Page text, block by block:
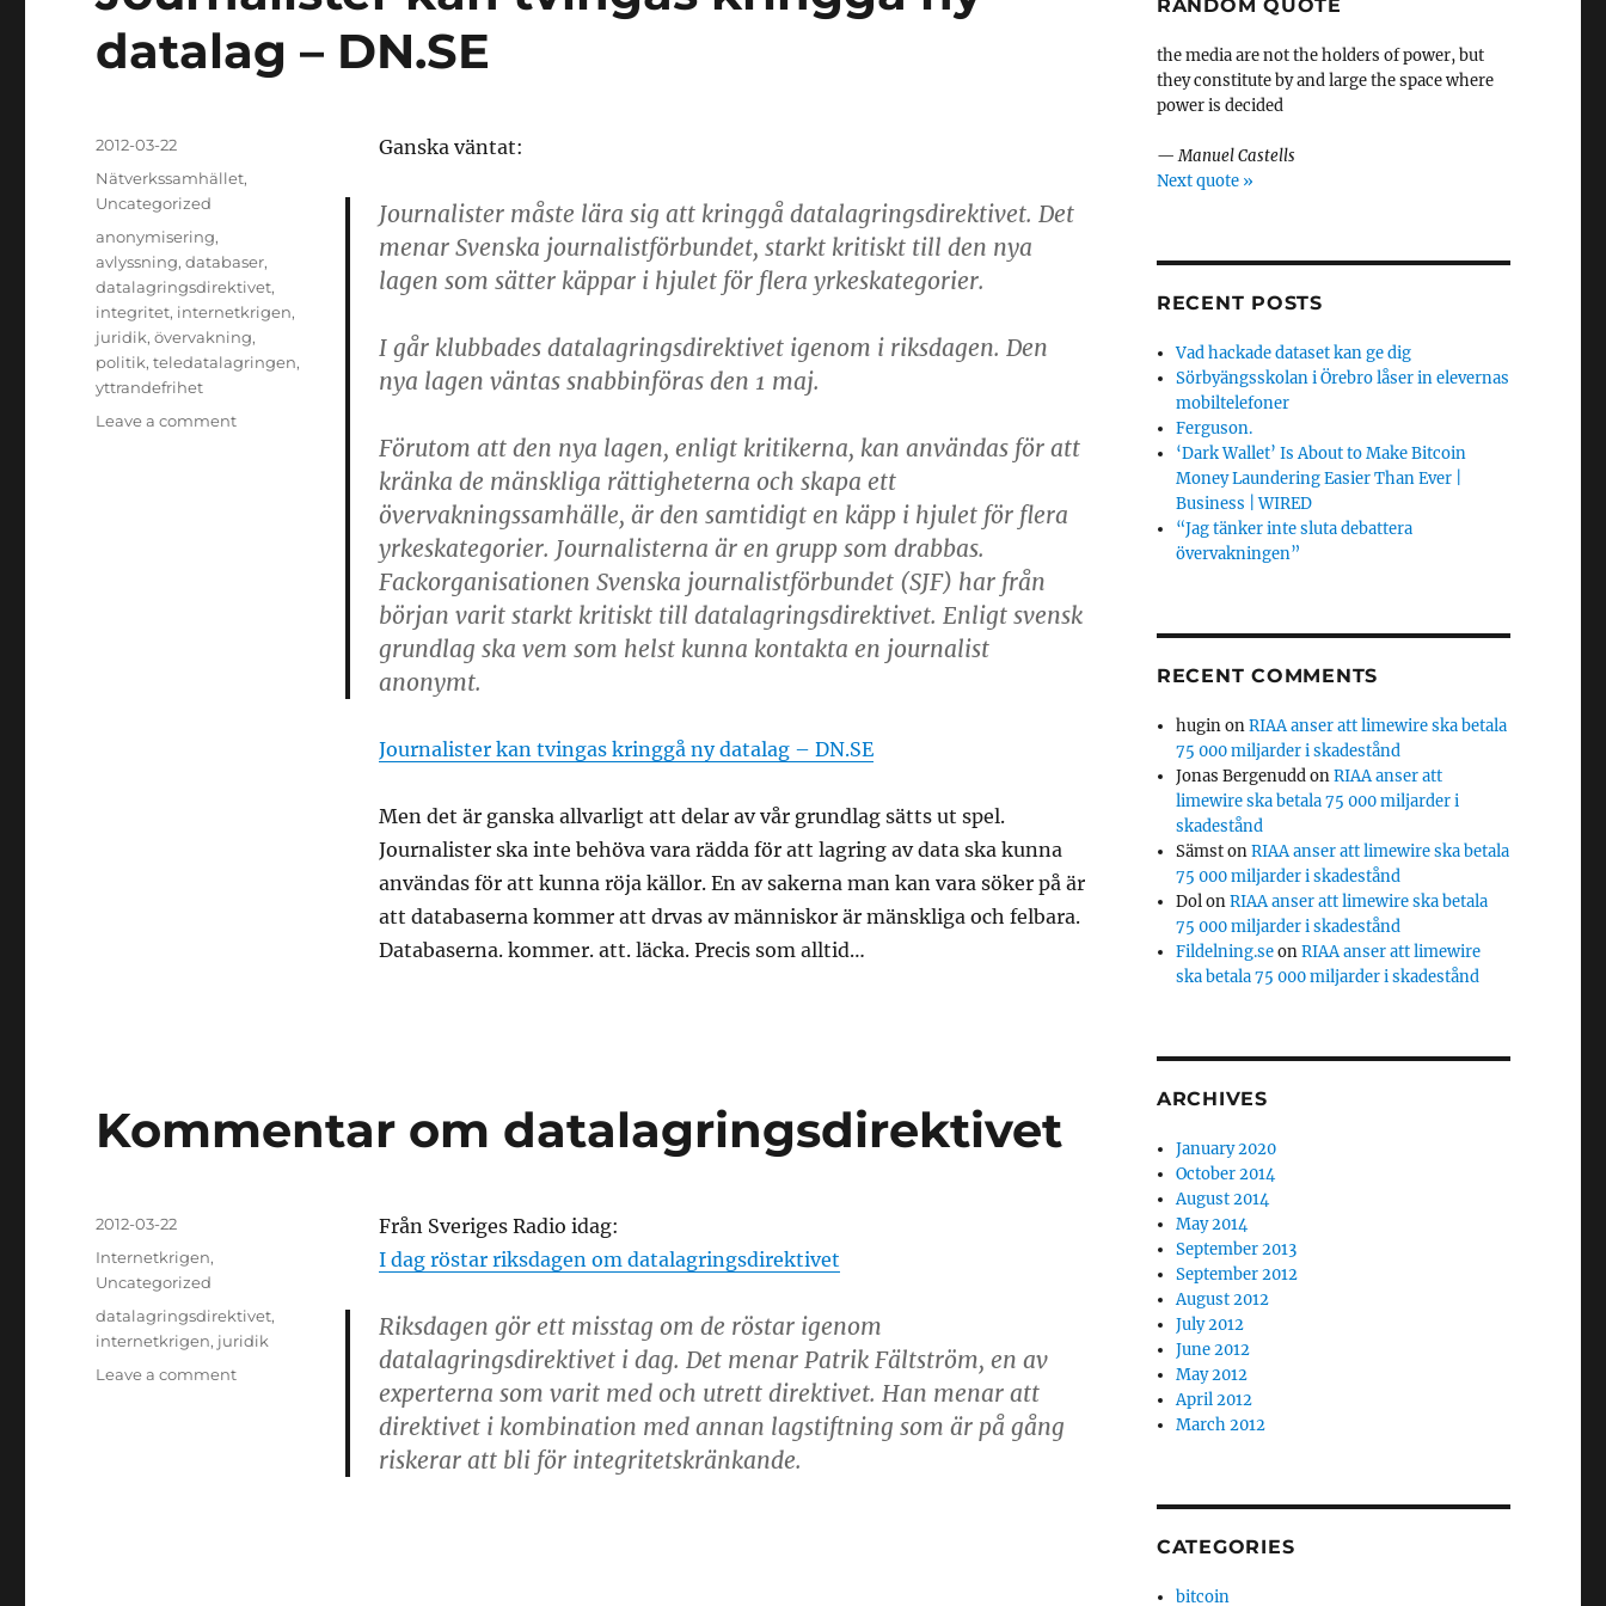
datalag – DN.SE
Ganska väntat:
Journalister måste lära sig att kringgå datalagringsdirektivet. Det
menar Svenska journalistförbundet, starkt kritiskt till den nya
lagen som sätter käppar i hjulet för flera yrkeskategorier.
I går klubbades datalagringsdirektivet igenom i riksdagen. Den
nya lagen väntas snabbinföras den 1 maj.
Förutom att den nya lagen, enligt kritikerna, kan användas för att
kränka de mänskliga rättigheterna och skapa ett
övervakningssamhälle, är den samtidigt en käpp i hjulet för flera
yrkeskategorier. Journalisterna är en grupp som drabbas.
Fackorganisationen Svenska journalistförbundet (SJF) har från
början varit starkt kritiskt till datalagringsdirektivet. Enligt svensk
grundlag ska vem som helst kunna kontakta en journalist
anonymt.
Journalister kan tvingas kringgå ny datalag – DN.SE
Men det är ganska allvarligt att delar av vår grundlag sätts ut spel.
Journalister ska inte behöva vara rädda för att lagring av data ska kunna
användas för att kunna röja källor. En av sakerna man kan vara söker på är
att databaserna kommer att drvas av människor är mänskliga och felbara.
Databaserna. kommer. att. läcka. Precis som alltid…
Posted
on
2012-03-22
Categories
Nätverkssamhället,
Uncategorized
Tags
anonymisering,
avlyssning,databaser,
datalagringsdirektivet,
integritet, internetkrigen,
juridik,övervakning,
politik,teledatalagringen,
yttrandefrihet
Leave a commenton
Kommentar om datalagringsdirektivet
Från Sveriges Radio idag:
I dag röstar riksdagen om datalagringsdirektivet
Riksdagen gör ett misstag om de röstar igenom
datalagringsdirektivet i dag. Det menar Patrik Fältström, en av
experterna som varit med och utrett direktivet. Han menar att
direktivet i kombination med annan lagstiftning som är på gång
riskerar att bli för integritetskränkande.
Posted
2012-03-22
Categories
Internetkrigen,
Uncategorized
Tags
datalagringsdirektivet,
internetkrigen, juridik
Leave a commenton
datalagringsdirektivet
RANDOM QUOTE
the media are not the holders of power, but
they constitute by and large the space where
power is decided
—Manuel Castells
Next quote »
RECENT POSTS
Vad hackade dataset kan ge dig
Sörbyängsskolan i Örebro låser in elevernas
mobiltelefoner
Ferguson.
‘Dark Wallet’ Is About to Make Bitcoin
Money Laundering Easier Than Ever |
Business | WIRED
“Jag tänker inte sluta debattera
övervakningen”
RECENT COMMENTS
huginonRIAA anser att limewire ska betala
75 000 miljarder i skadestånd
Jonas BergenuddonRIAA anser att
limewire ska betala 75 000 miljarder i
skadestånd
SämstonRIAA anser att limewire ska betala
75 000 miljarder i skadestånd
DolonRIAA anser att limewire ska betala
75 000 miljarder i skadestånd
Fildelning.seonRIAA anser att limewire
ska betala 75 000 miljarder i skadestånd
ARCHIVES
January 2020
October 2014
August 2014
May 2014
September 2013
September 2012
August 2012
July 2012
June 2012
May 2012
April 2012
March 2012
CATEGORIES
bitcoin